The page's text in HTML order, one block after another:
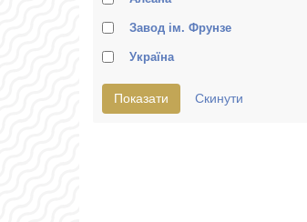
Завод ім. Фрунзе
Україна